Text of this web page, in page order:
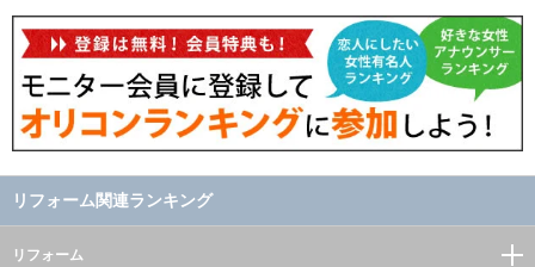
リフォーム関連ランキング
リフォーム